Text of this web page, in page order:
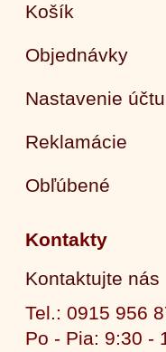
Košík
Objednávky
Nastavenie účtu
Reklamácie
Obľúbené
Kontakty
Kontaktujte nás
Tel.: 0915 956
Po - Pia: 9:30 -